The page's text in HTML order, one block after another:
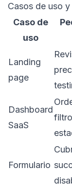
Casos de uso
Caso de
uso
Landing
page
Dashboard
SaaS
Formulario